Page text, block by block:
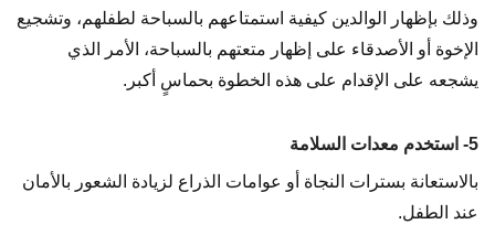
وذلك بإظهار الوالدين كيفية استمتاعهم بالسباحة لطفلهم، وتشجيع
الإخوة أو الأصدقاء على إظهار متعتهم بالسباحة، الأمر الذي
يشجعه على الإقدام على هذه الخطوة بحماسٍ أكبر.
5- استخدم معدات السلامة
بالاستعانة بسترات النجاة أو عوامات الذراع لزيادة الشعور بالأمان
عند الطفل.